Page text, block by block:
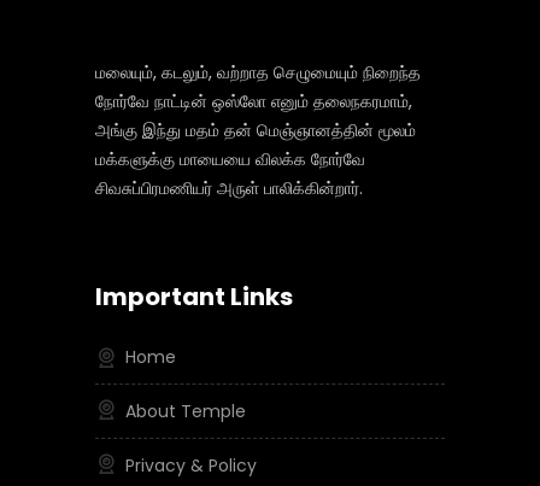
மலையும், கடலும், வற்றாத செழுமையும் நிறைந்த
நோர்வே நாட்டின் ஒஸ்லோ எனும் தலைநகரமாம்,
அங்கு இந்து மதம் தன் மெஞ்ஞானத்தின் மூலம்
மக்களுக்கு மாயையை விலக்க நோர்வே
சிவசுப்பிரமணியர் அருள் பாலிக்கின்றார்.
Important Links
Home
About Temple
Privacy & Policy